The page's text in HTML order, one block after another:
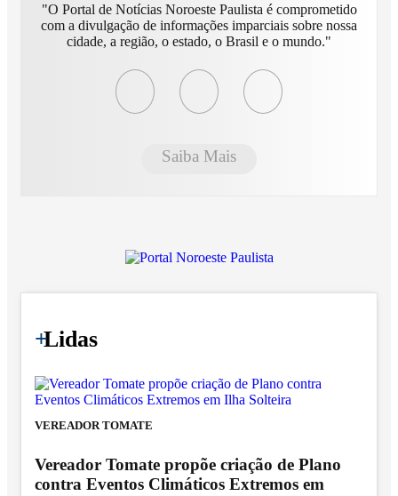
"O Portal de Notícias Noroeste Paulista é comprometido
com a divulgação de informações imparciais sobre nossa
cidade, a região, o estado, o Brasil e o mundo."
Saiba Mais
+
Lidas
VEREADOR TOMATE
Vereador Tomate propõe criação de Plano
contra Eventos Climáticos Extremos em